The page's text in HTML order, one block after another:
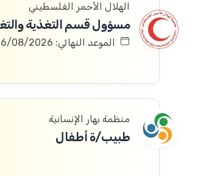
الهلال الأحمر الفلسطيني
الموعد النهائي: 06/08/2026
منظمة بهار الإنسانية
طبيب/ة أطفال